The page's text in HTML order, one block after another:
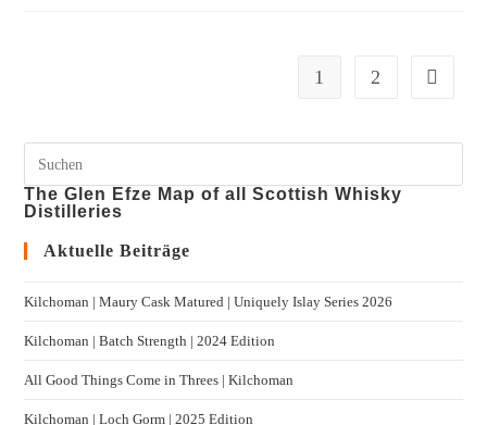
1 2
The Glen Efze Map of all Scottish Whisky
Distilleries
Aktuelle Beiträge
Kilchoman | Maury Cask Matured | Uniquely Islay Series 2026
Kilchoman | Batch Strength | 2024 Edition
All Good Things Come in Threes | Kilchoman
Kilchoman | Loch Gorm​ | 2025 Edition